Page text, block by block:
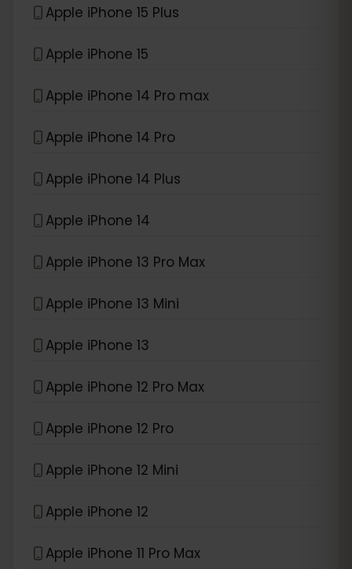
Apple iPhone 15 Plus
Apple iPhone 15
Apple iPhone 14 Pro max
Apple iPhone 14 Pro
Apple iPhone 14 Plus
Apple iPhone 14
Apple iPhone 13 Pro Max
Apple iPhone 13 Mini
Apple iPhone 13
Apple iPhone 12 Pro Max
Apple iPhone 12 Pro
Apple iPhone 12 Mini
Apple iPhone 12
Apple iPhone 11 Pro Max